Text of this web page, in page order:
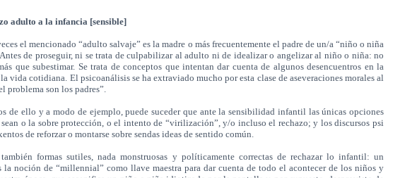
adulto a la infancia [sensible]
el mencionado “adulto salvaje” es la madre o más frecuentemente el padre de un/a “niño o niña
de proseguir, ni se trata de culpabilizar al adulto ni de idealizar o angelizar al niño o niña: no
que subestimar. Se trata de conceptos que intentan dar cuenta de algunos desencuentros en la
vida cotidiana. El psicoanálisis se ha extraviado mucho por esta clase de aseveraciones morales al
problema son los padres”.
de ello y a modo de ejemplo, puede suceder que ante la sensibilidad infantil las únicas opciones
sean o la sobre protección, o el intento de “virilización”, y/o incluso el rechazo; y los discursos psi
de reforzar o montarse sobre sendas ideas de sentido común.
formas sutiles, nada monstruosas y políticamente correctas de rechazar lo infantil: un
la noción de “millennial” como llave maestra para dar cuenta de todo el acontecer de los niños y